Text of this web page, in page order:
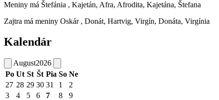
Meniny má Štefánia , Kajetán, Afra, Afrodita, Kajetána, Štefana
Zajtra má meniny Oskár , Donát, Hartvig, Virgín, Donáta, Virgínia
Kalendár
August2026
Po Ut St Št Pia So Ne
27 28 29 30 31 1
2
3
4 5 6 7 8
9